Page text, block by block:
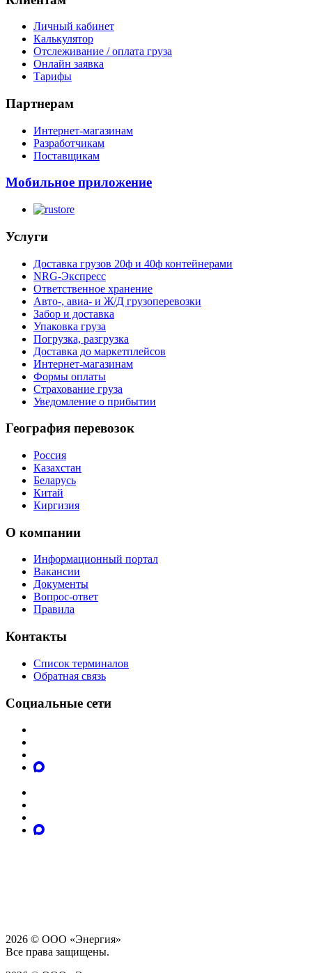
Личный кабинет
Калькулятор
Отслеживание / оплата груза
Онлайн заявка
Тарифы
Партнерам
Интернет-магазинам
Разработчикам
Поставщикам
Мобильное приложение
Услуги
Доставка грузов 20ф и 40ф контейнерами
NRG-Экспресс
Ответственное хранение
Авто-, авиа- и Ж/Д грузоперевозки
Забор и доставка
Упаковка груза
Погрузка, разгрузка
Доставка до маркетплейсов
Интернет-магазинам
Формы оплаты
Страхование груза
Уведомление о прибытии
География перевозок
Россия
Казахстан
Беларусь
Китай
Киргизия
О компании
Информационный портал
Вакансии
Документы
Вопрос-ответ
Правила
Контакты
Список терминалов
Обратная связь
Социальные сети
2026 © ООО «Энергия»
Все права защищены.